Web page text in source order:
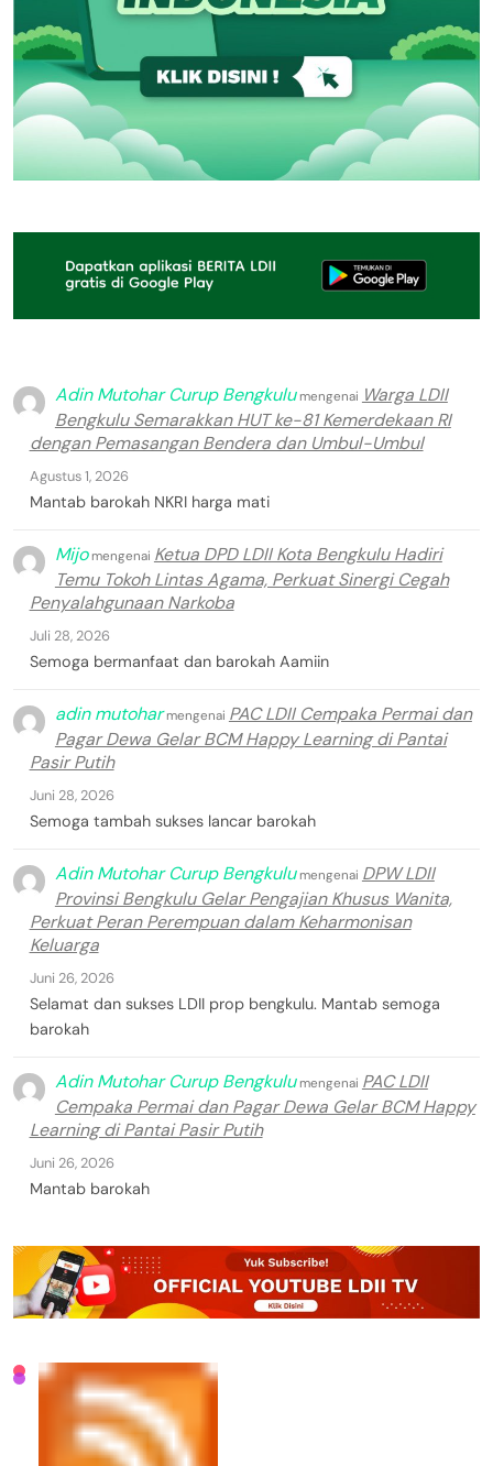
Adin Mutohar Curup Bengkulumengenai Warga LDII
Bengkulu Semarakkan HUT ke-81 Kemerdekaan RI
dengan Pemasangan Bendera dan Umbul-Umbul
Agustus 1, 2026
Mantab barokah NKRI harga mati
Mijomengenai Ketua DPD LDII Kota Bengkulu Hadiri
Temu Tokoh Lintas Agama, Perkuat Sinergi Cegah
Penyalahgunaan Narkoba
Juli 28, 2026
Semoga bermanfaat dan barokah Aamiin
adin mutoharmengenai PAC LDII Cempaka Permai dan
Pagar Dewa Gelar BCM Happy Learning di Pantai
Pasir Putih
Juni 28, 2026
Semoga tambah sukses lancar barokah
Adin Mutohar Curup Bengkulumengenai DPW LDII
Provinsi Bengkulu Gelar Pengajian Khusus Wanita,
Perkuat Peran Perempuan dalam Keharmonisan
Keluarga
Juni 26, 2026
Selamat dan sukses LDII prop bengkulu. Mantab semoga
barokah
Adin Mutohar Curup Bengkulumengenai PAC LDII
Cempaka Permai dan Pagar Dewa Gelar BCM Happy
Learning di Pantai Pasir Putih
Juni 26, 2026
Mantab barokah